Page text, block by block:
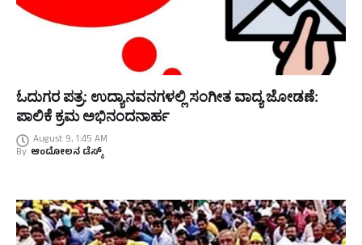
ಓದುಗರ ಪತ್ರ: ಉದ್ಯಾನವನಗಳಲ್ಲಿ ಸಂಗೀತ ವಾದ್ಯ ಜೋಡಣೆ:
ಪಾಲಿಕೆ ಕ್ರಮ ಅಭಿನಂದನಾರ್ಹ
August 9, 1:45 AM
By ಆಂದೋಲನ ಡೆಸ್ಕ್